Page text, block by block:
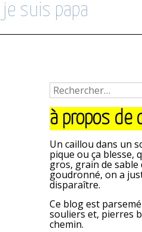
je suis papa
à propos de
Un caillou dans un
pique ou ça blesse,
gros, grain de
goudronné, on a
disparaître.
Ce blog est
souliers et, pierres
chemin.